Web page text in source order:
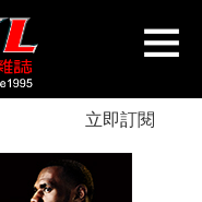
立即訂閱